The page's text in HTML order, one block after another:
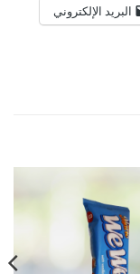
البريد الإلكتروني